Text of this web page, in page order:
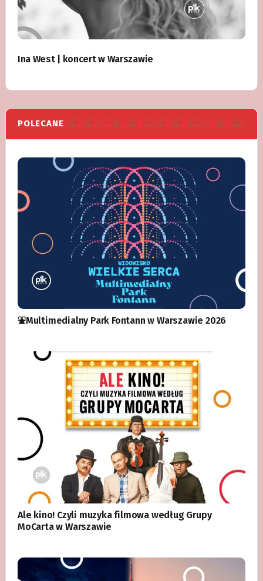
Ina West | koncert w Warszawie
POLECANE
⛲️Multimedialny Park Fontann w Warszawie 2026
Ale kino! Czyli muzyka filmowa według Grupy
MoCarta w Warszawie